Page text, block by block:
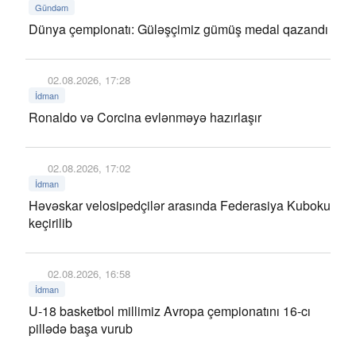
Gündəm
Dünya çempionatı: Güləşçimiz gümüş medal qazandı
02.08.2026, 17:28
İdman
Ronaldo və Corcina evlənməyə hazırlaşır
02.08.2026, 17:02
İdman
Həvəskar velosipedçilər arasında Federasiya Kuboku
keçirilib
02.08.2026, 16:58
İdman
U-18 basketbol millimiz Avropa çempionatını 16-cı
pillədə başa vurub